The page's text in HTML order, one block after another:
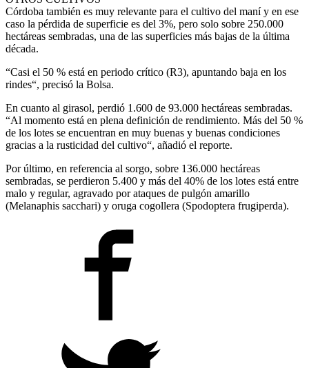
Córdoba también es muy relevante para el cultivo del maní y en ese
caso la pérdida de superficie es del 3%, pero solo sobre 250.000
hectáreas sembradas, una de las superficies más bajas de la última
década.
“Casi el 50 % está en periodo crítico (R3), apuntando baja en los
rindes“, precisó la Bolsa.
En cuanto al girasol, perdió 1.600 de 93.000 hectáreas sembradas.
“Al momento está en plena definición de rendimiento. Más del 50 %
de los lotes se encuentran en muy buenas y buenas condiciones
gracias a la rusticidad del cultivo“, añadió el reporte.
Por último, en referencia al sorgo, sobre 136.000 hectáreas
sembradas, se perdieron 5.400 y más del 40% de los lotes está entre
malo y regular, agravado por ataques de pulgón amarillo
(Melanaphis sacchari) y oruga cogollera (Spodoptera frugiperda).